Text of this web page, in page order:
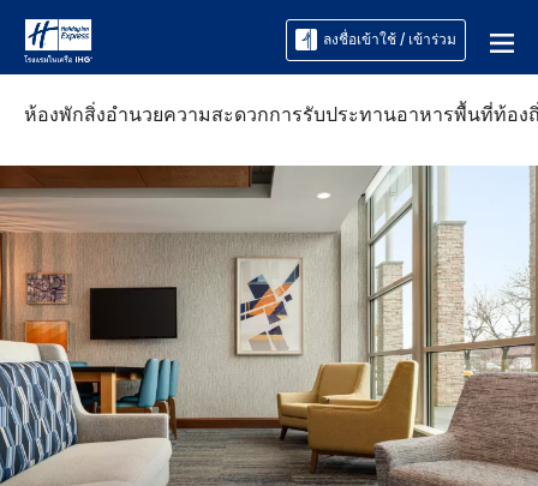
ลงชื่อเข้าใช้ / เข้าร่วม
ห้องพักสิ่งอำนวยความสะดวกการรับประทานอาหารพื้นที่ท้อง